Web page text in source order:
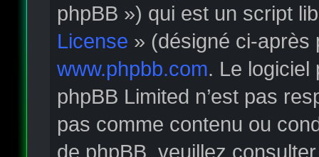
phpBB ») qui est un script
License » (désigné ci-après
www.phpbb.com. Le logiciel
phpBB Limited n’est pas
pas comme contenu ou
de phpBB, veuillez